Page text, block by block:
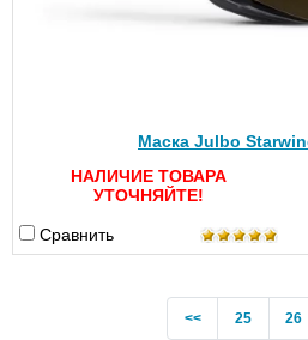
Маска Julbo
НАЛИЧИЕ ТОВАРА
УТОЧНЯЙТЕ!
Сравнить
<<Previous
25 26